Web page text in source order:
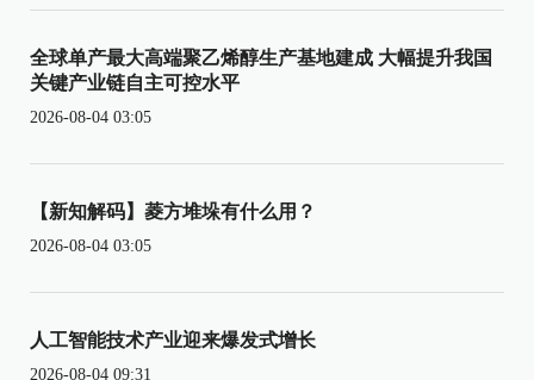
全球单产最大高端聚乙烯醇生产基地建成 大幅提升我国
关键产业链自主可控水平
2026-08-04 03:05
【新知解码】菱方堆垛有什么用？
2026-08-04 03:05
人工智能技术产业迎来爆发式增长
2026-08-04 09:31